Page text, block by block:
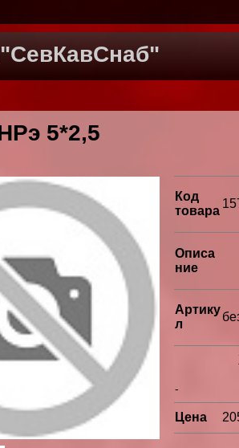
5*2,5
Код
товара
Описа
ние
Артику
л
-
Цена